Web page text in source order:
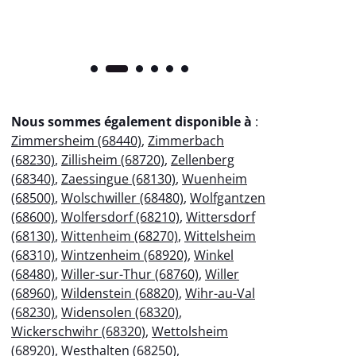
Nous sommes également disponible à :
Zimmersheim (68440), Zimmerbach
(68230), Zillisheim (68720), Zellenberg
(68340), Zaessingue (68130), Wuenheim
(68500), Wolschwiller (68480), Wolfgantzen
(68600), Wolfersdorf (68210), Wittersdorf
(68130), Wittenheim (68270), Wittelsheim
(68310), Wintzenheim (68920), Winkel
(68480), Willer-sur-Thur (68760), Willer
(68960), Wildenstein (68820), Wihr-au-Val
(68230), Widensolen (68320),
Wickerschwihr (68320), Wettolsheim
(68920), Westhalten (68250),